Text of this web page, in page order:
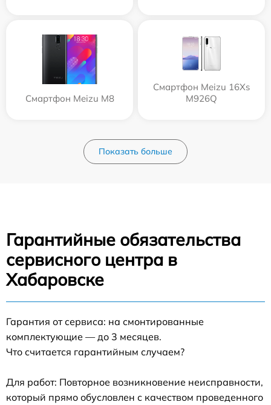
Смартфон Meizu M8
Смартфон Meizu 16Xs
M926Q
Показать больше
Гарантийные обязательства
сервисного центра в
Хабаровске
Гарантия от сервиса: на смонтированные
комплектующие — до 3 месяцев.
Что считается гарантийным случаем?
Для работ: Повторное возникновение неисправности,
который прямо обусловлен с качеством проведенного